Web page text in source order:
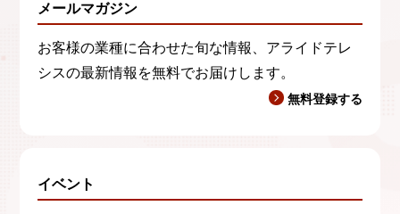
メールマガジン
お客様の業種に合わせた旬な情報、アライドテレ
シスの最新情報を無料でお届けします。
無料登録する
イベント